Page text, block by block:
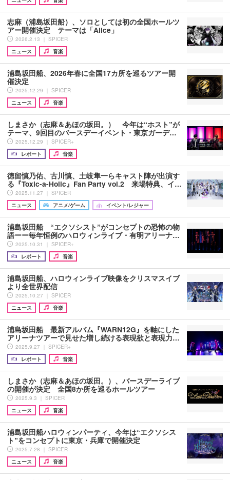
志麻（浦島坂田船）、ソロとしては初の全国ホールツ
アー開催決定 テーマは「Alice」
2026.2.13 ｜ SPICER
ニュース
音楽
浦島坂田船、2026年春に全国17カ所を巡るツアー開
催決定
2025.12.29 ｜ SPICER
ニュース
音楽
しまさか（志麻＆あほの坂田。） 今年は“ホスト”が
テーマ、9回目のバースデーイベント・東京ガーデ…
2025.12.29 ｜ SPICER+
レポート
音楽
徳留慎乃佑、古川慎、土岐隼一らキャスト陣が出演す
る『Toxic-a-Holic』Fan Party vol.2 来場特典、イ…
2025.11.27 ｜ SPICER
ニュース
アニメ/ゲーム イベント/レジャー
浦島坂田船 “エクソシスト”がコンセプトの恐怖の物
語ーー毎年恒例のハロウィンライブ・有明アリーナ…
2025.10.31 ｜ SPICER+
レポート
音楽
浦島坂田船、ハロウィンライブ映像をクリスマスイブ
より全世界配信
2025.10.27 ｜ SPICER
ニュース
音楽
浦島坂田船 最新アルバム『WARN12G』を軸にした
アリーナツアーで見せた増し続ける表現欲と表現力…
2025.9.27 ｜ SPICER+
レポート
音楽
しまさか（志麻＆あほの坂田。）、バースデーライブ
の開催が決定 全国8か所を巡るホールツアー
2025.9.3 ｜ SPICER
ニュース
音楽
浦島坂田船ハロウィンパーティ、今年は“エクソシス
ト”をコンセプトに東京・兵庫で開催決定
2025.7.28 ｜ SPICER
ニュース
音楽